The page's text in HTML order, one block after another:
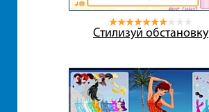
Стилизуй обстановку